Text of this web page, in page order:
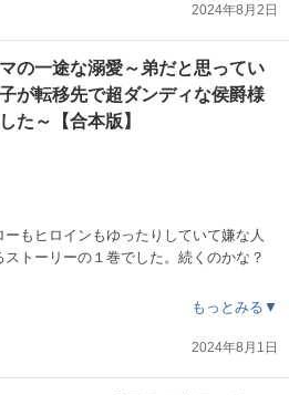
2024年8月2日
の一途な溺愛～弟だと思ってい
が転移先で超ダンディな侯爵様
た～【合本版】
もヒロインもゆったりしていて嫌な人
トーリーの１巻でした。続くのかな？
もっとみる▼
2024年8月1日